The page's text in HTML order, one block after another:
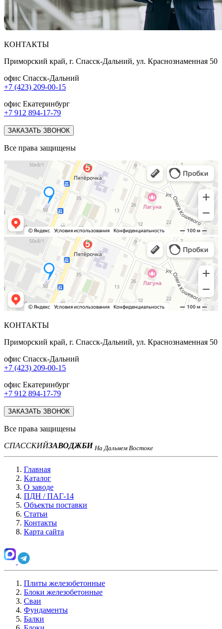
КОНТАКТЫ
Приморский край, г. Спасск-Дальний, ул. Краснознаменная 50
офис Спасск-Дальний
+7 (423) 209-00-15
офис Екатеринбург
+7 912 894-17-79
ЗАКАЗАТЬ ЗВОНОК
Все права защищены
КОНТАКТЫ
Приморский край, г. Спасск-Дальний, ул. Краснознаменная 50
офис Спасск-Дальний
+7 (423) 209-00-15
офис Екатеринбург
+7 912 894-17-79
ЗАКАЗАТЬ ЗВОНОК
Все права защищены
СПАССКИЙЗАВОДЖБИ На Дальнем Востоке
Главная
Каталог
О заводе
ПДН / ПАГ-14
Объекты поставки
Статьи
Контакты
Карта сайта
Плиты железобетонные
Блоки железобетонные
Сваи
Фундаменты
Балки